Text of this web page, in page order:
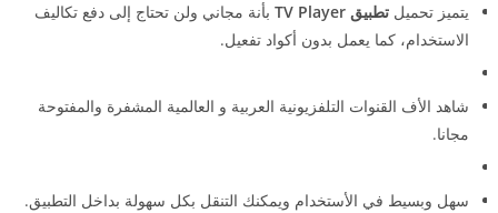
يتميز تحميل تطبيق TV Player
بأنة مجاني ولن تحتاج إلى دفع تكاليف
الاستخدام، كما يعمل بدون أكواد تفعيل.
شاهد الأف القنوات التلفزيونية العربية و العالمية المشفرة والمفتوحة
مجانا.
سهل وبسيط في الأستخدام ويمكنك التنقل بكل سهولة بداخل التطبيق.